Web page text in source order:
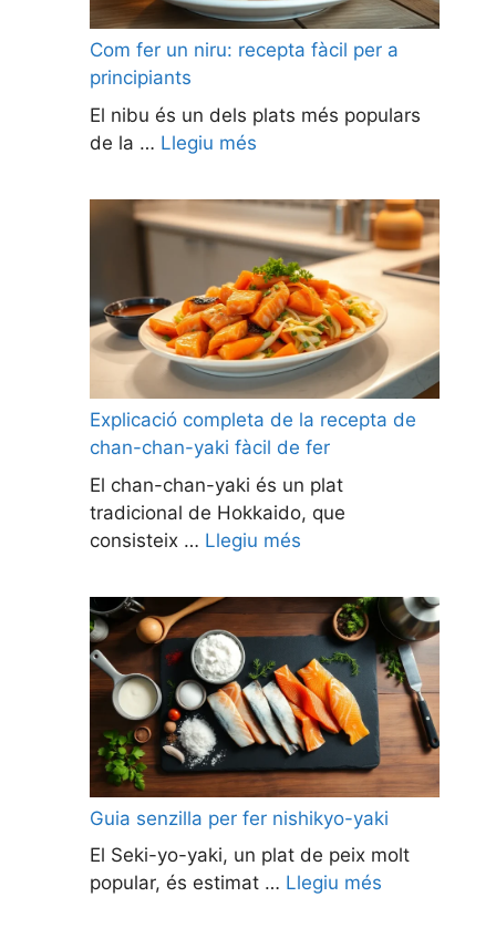
Com fer un niru: recepta fàcil per a
principiants
El nibu és un dels plats més populars
de la … Llegiu més
Explicació completa de la recepta de
chan-chan-yaki fàcil de fer
El chan-chan-yaki és un plat
tradicional de Hokkaido, que
consisteix … Llegiu més
Guia senzilla per fer nishikyo-yaki
El Seki-yo-yaki, un plat de peix molt
popular, és estimat … Llegiu més